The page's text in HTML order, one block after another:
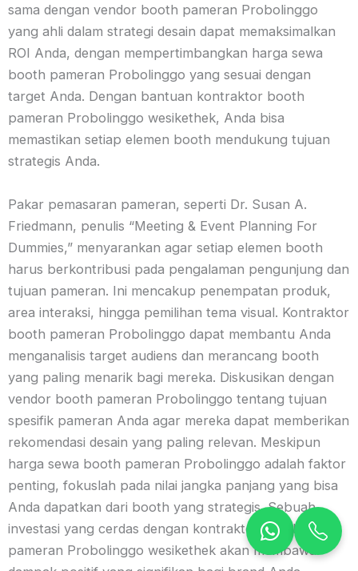
sama dengan vendor booth pameran Probolinggo
yang ahli dalam strategi desain dapat memaksimalkan
ROI Anda, dengan mempertimbangkan harga sewa
booth pameran Probolinggo yang sesuai dengan
target Anda. Dengan bantuan kontraktor booth
pameran Probolinggo wesikethek, Anda bisa
memastikan setiap elemen booth mendukung tujuan
strategis Anda.
Pakar pemasaran pameran, seperti Dr. Susan A.
Friedmann, penulis “Meeting & Event Planning For
Dummies,” menyarankan agar setiap elemen booth
harus berkontribusi pada pengalaman pengunjung dan
tujuan pameran. Ini mencakup penempatan produk,
area interaksi, hingga pemilihan tema visual. Kontraktor
booth pameran Probolinggo dapat membantu Anda
menganalisis target audiens dan merancang booth
yang paling menarik bagi mereka. Diskusikan dengan
vendor booth pameran Probolinggo tentang tujuan
spesifik pameran Anda agar mereka dapat memberikan
rekomendasi desain yang paling relevan. Meskipun
harga sewa booth pameran Probolinggo adalah faktor
penting, fokuslah pada nilai jangka panjang yang bisa
Anda dapatkan dari booth yang strategis. Sebuah
investasi yang cerdas dengan kontraktor booth
pameran Probolinggo wesikethek akan membawa